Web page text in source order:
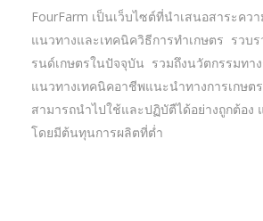
FourFarm เป็นเว็บไซต์ที่นำเสนอสาระคว
แนวทางและเทคนิควิธีการทำเกษตร รวบ
รนด์เกษตรในปัจจุบัน รวมถึงนวัตกรรมทาง
แนวทางเทคนิคอาชีพแนะนำทางการเกษตร
สามารถนำไปใช้และปฏิบัตืได้อย่างถูกต้อง
โดยมีต้นทุนการผลิตที่ต่ำ